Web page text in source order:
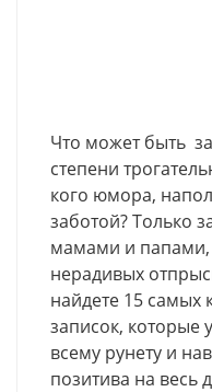
Что может быть
степени
кого юмора,
заботой? Только
мамами и
нерадивых
найдете 15 самых
записок, которые
всему рунету и
позитива на весь